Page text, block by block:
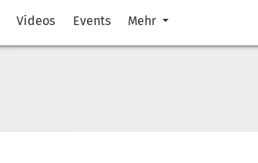
Videos Events Mehr